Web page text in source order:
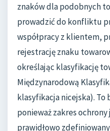
znaków dla podobnych
prowadzić do konfliktu
współpracy z klientem,
rejestrację znaku
określając klasyfikację
Międzynarodową
klasyfikacja nicejska). To
ponieważ zakres
prawidłowo